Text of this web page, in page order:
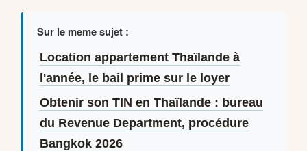
Sur le meme sujet :
Location appartement Thaïlande à
l'année, le bail prime sur le loyer
Obtenir son TIN en Thaïlande : bureau
du Revenue Department, procédure
Bangkok 2026